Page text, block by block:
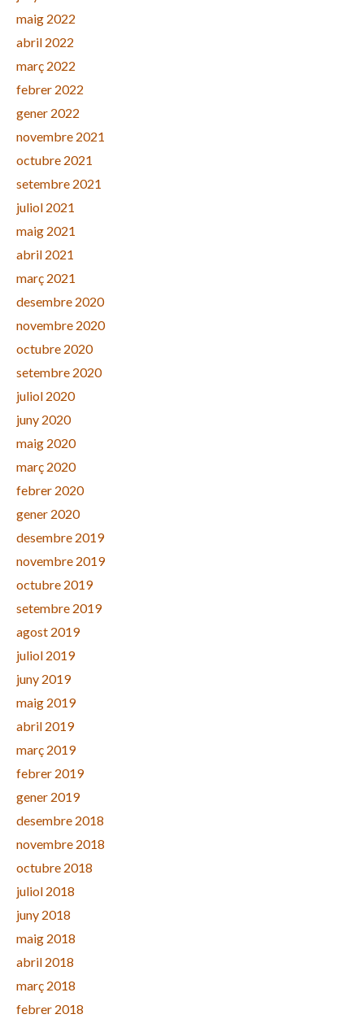
maig 2022
abril 2022
març 2022
febrer 2022
gener 2022
novembre 2021
octubre 2021
setembre 2021
juliol 2021
maig 2021
abril 2021
març 2021
desembre 2020
novembre 2020
octubre 2020
setembre 2020
juliol 2020
juny 2020
maig 2020
març 2020
febrer 2020
gener 2020
desembre 2019
novembre 2019
octubre 2019
setembre 2019
agost 2019
juliol 2019
juny 2019
maig 2019
abril 2019
març 2019
febrer 2019
gener 2019
desembre 2018
novembre 2018
octubre 2018
juliol 2018
juny 2018
maig 2018
abril 2018
març 2018
febrer 2018